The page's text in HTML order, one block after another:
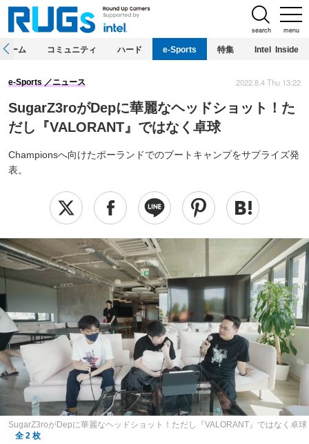
menu
search
ホーム コミュニティ ハード e-Sports 特集 Intel Inside
SugarZ3roがDepに華麗なヘッドショット！た
だし『VALORANT』ではなく卓球
Championsへ向けたポーランドでのブートキャンプをサプライズ発
表。
e-Sports ニュース 2022.8.4 Thu 13:22
SugarZ3roがDepに華麗なヘッドショット！ただし『VALORANT』ではなく卓球
全 2 枚